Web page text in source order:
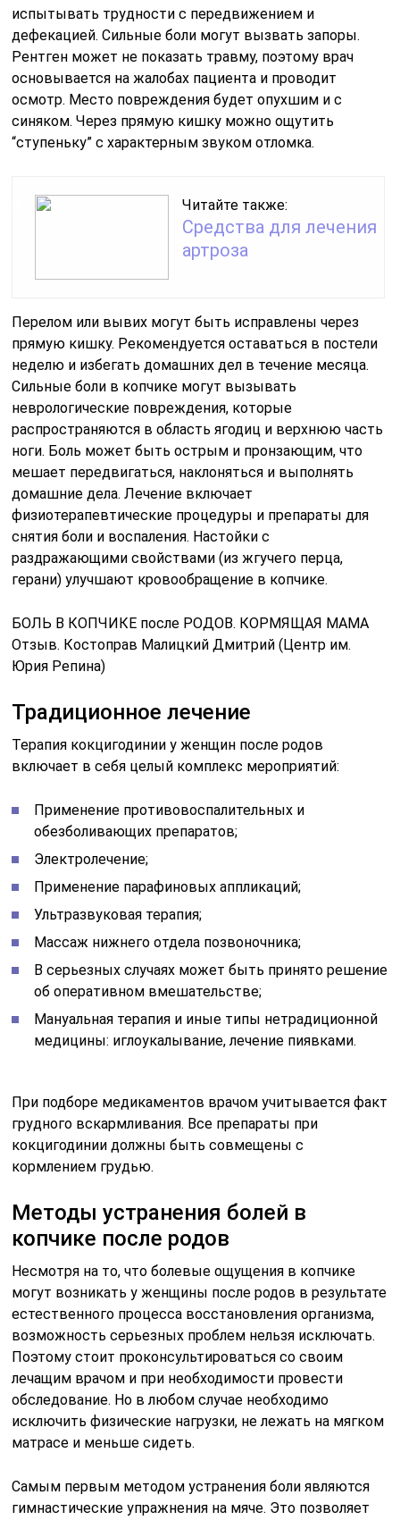
испытывать трудности с передвижением и
дефекацией. Сильные боли могут вызвать запоры.
Рентген может не показать травму, поэтому врач
основывается на жалобах пациента и проводит
осмотр. Место повреждения будет опухшим и с
синяком. Через прямую кишку можно ощутить
“ступеньку” с характерным звуком отломка.
Читайте также:
Средства для лечения
артроза
Перелом или вывих могут быть исправлены через
прямую кишку. Рекомендуется оставаться в постели
неделю и избегать домашних дел в течение месяца.
Сильные боли в копчике могут вызывать
неврологические повреждения, которые
распространяются в область ягодиц и верхнюю часть
ноги. Боль может быть острым и пронзающим, что
мешает передвигаться, наклоняться и выполнять
домашние дела. Лечение включает
физиотерапевтические процедуры и препараты для
снятия боли и воспаления. Настойки с
раздражающими свойствами (из жгучего перца,
герани) улучшают кровообращение в копчике.
БОЛЬ В КОПЧИКЕ после РОДОВ. КОРМЯЩАЯ МАМА
Отзыв. Костоправ Малицкий Дмитрий (Центр им.
Юрия Репина)
Традиционное лечение
Терапия кокцигодинии у женщин после родов
включает в себя целый комплекс мероприятий:
Применение противовоспалительных и
обезболивающих препаратов;
Электролечение;
Применение парафиновых аппликаций;
Ультразвуковая терапия;
Массаж нижнего отдела позвоночника;
В серьезных случаях может быть принято решение
об оперативном вмешательстве;
Мануальная терапия и иные типы нетрадиционной
медицины: иглоукалывание, лечение пиявками.
При подборе медикаментов врачом учитывается факт
грудного вскармливания. Все препараты при
кокцигодинии должны быть совмещены с
кормлением грудью.
Методы устранения болей в
копчике после родов
Несмотря на то, что болевые ощущения в копчике
могут возникать у женщины после родов в результате
естественного процесса восстановления организма,
возможность серьезных проблем нельзя исключать.
Поэтому стоит проконсультироваться со своим
лечащим врачом и при необходимости провести
обследование. Но в любом случае необходимо
исключить физические нагрузки, не лежать на мягком
матрасе и меньше сидеть.
Самым первым методом устранения боли являются
гимнастические упражнения на мяче. Это позволяет